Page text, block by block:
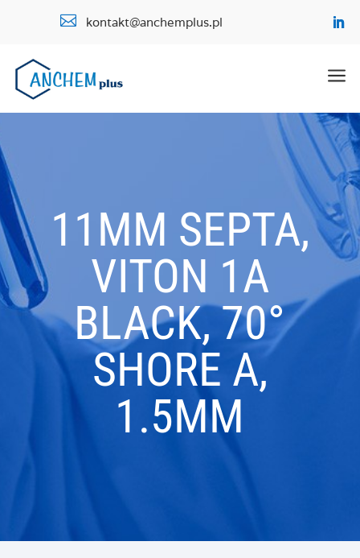
 kontakt@anchemplus.pl
a
11MM SEPTA,
VITON 1A
BLACK, 70°
SHORE A,
1.5MM